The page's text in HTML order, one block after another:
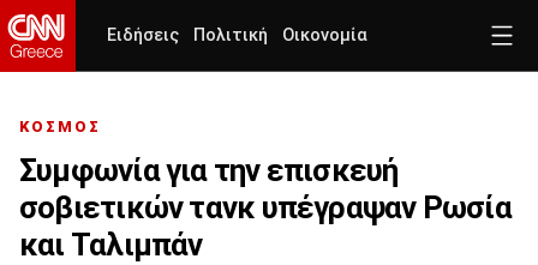
Ειδήσεις Πολιτική Οικονομία
ΚΟΣΜΟΣ
Συμφωνία για την επισκευή
σοβιετικών τανκ υπέγραψαν Ρωσία
και Ταλιμπάν